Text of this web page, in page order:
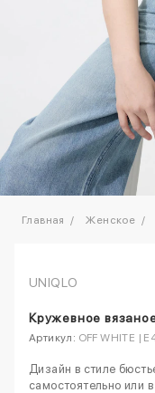
Главная Женское
UNIQLO
Кружевное
Артикул: OFF WHITE |
Дизайн в стиле
самостоятельно или